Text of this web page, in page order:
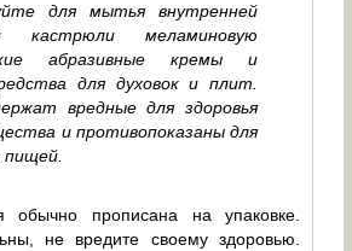
для мытья внутренней
кастрюли меламиновую
абразивные кремы и
для духовок и плит.
вредные для здоровья
и противопоказаны для
обычно прописана на упаковке.
не вредите своему здоровью.